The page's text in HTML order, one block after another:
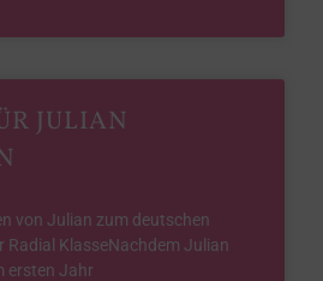
JULIAN
von Julian zum deutschen
Radial KlasseNachdem Julian
ersten Jahr